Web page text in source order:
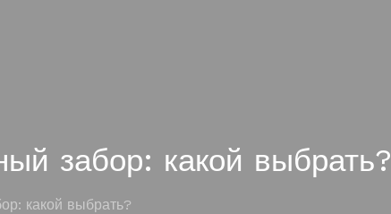
забор: какой выбрать?
какой выбрать?